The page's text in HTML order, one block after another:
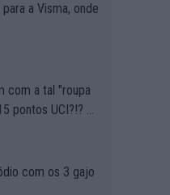
a Visma, onde
com a tal "roupa
pontos UCI?!? S
lhes pontos??? Is
na estra
com os 3 gajo